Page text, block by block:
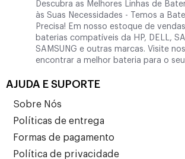
Descubra as Melhores Linhas de
às Suas Necessidades - Temos a
Precisa! Em nosso estoque de
baterias compatíveis da HP, DELL,
SAMSUNG e outras marcas. Visite
encontrar a melhor bateria para o
AJUDA E SUPORTE
Sobre Nós
Políticas de entrega
Formas de pagamento
Política de privacidade